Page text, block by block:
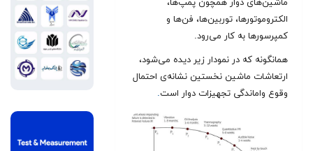
ماشین‌های دوار همچون پمپ‌ها،
الکتروموتورها، توربین‌ها، فن‌ها و
کمپرسورها به کار می‌رود.
همانگونه که در نمودار زیر دیده می‌شود،
ارتعاشات ماشین نخستین نشانه‌‌ی احتمال
وقوع واماندگی تجهیزات دوار است.